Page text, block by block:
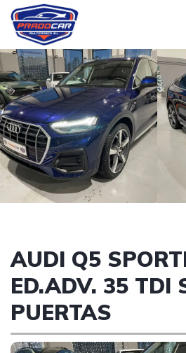
AUDI Q5
ED.ADV. 35 TDI
PUERTAS